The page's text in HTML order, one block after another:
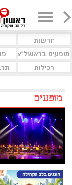
חדשות
מופעים בראשל"צ
רכילות
מופעים